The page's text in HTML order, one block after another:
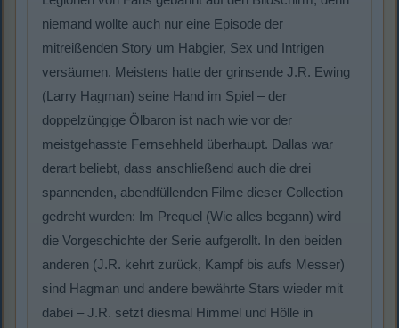
niemand wollte auch nur eine Episode der
mitreißenden Story um Habgier, Sex und Intrigen
versäumen. Meistens hatte der grinsende J.R. Ewing
(Larry Hagman) seine Hand im Spiel – der
doppelzüngige Ölbaron ist nach wie vor der
meistgehasste Fernsehheld überhaupt. Dallas war
derart beliebt, dass anschließend auch die drei
spannenden, abendfüllenden Filme dieser Collection
gedreht wurden: Im Prequel (Wie alles begann) wird
die Vorgeschichte der Serie aufgerollt. In den beiden
anderen (J.R. kehrt zurück, Kampf bis aufs Messer)
sind Hagman und andere bewährte Stars wieder mit
dabei – J.R. setzt diesmal Himmel und Hölle in